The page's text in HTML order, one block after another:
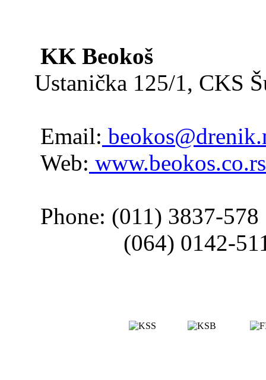
KK Beokoš
Ustanička 125/1, CKS
Email:
Web: www.beokos.co.rs
Phone: (011) 3837-578
(064) 0142-